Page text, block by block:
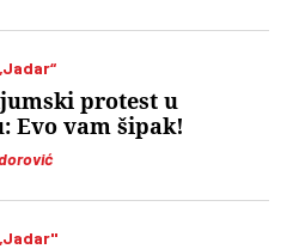
protest u
Evo vam šipak!